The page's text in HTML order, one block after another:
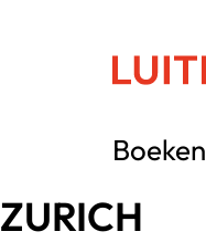
Boeken
ZURICH